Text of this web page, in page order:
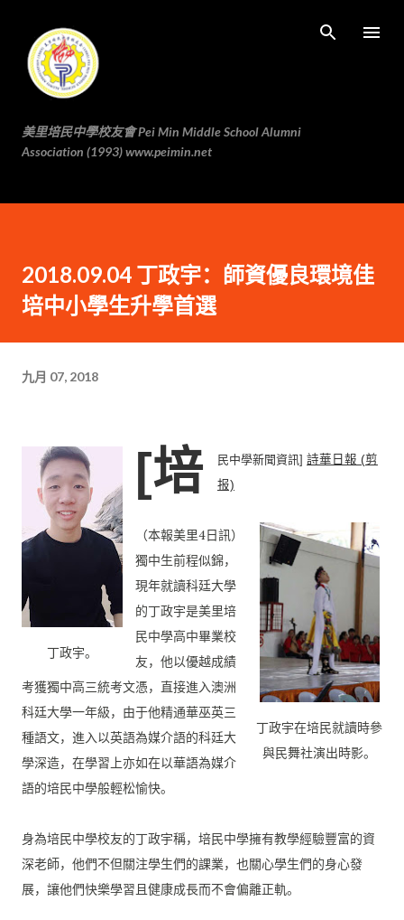
美里培民中學校友會 Pei Min Middle School Alumni
Association (1993) www.peimin.net
2018.09.04 丁政宇：師資優良環境佳
培中小學生升學首選
九月 07, 2018
丁政宇。
[培 民中學新聞資訊] 詩華日報 (剪
报)
丁政宇在培民就讀時參
與民舞社演出時影。
（本報美里4日訊）
獨中生前程似錦，
現年就讀科廷大學
的丁政宇是美里培
民中學高中畢業校
友， 他以優越成績
考獲獨中高三統考文憑， 直接進入澳洲
科廷大學一年級，由于他精通華巫英三
種語文， 進入以英語為媒介語的科廷大
學深造， 在學習上亦如在以華語為媒介
語的培民中學般輕松愉快。
身為培民中學校友的丁政宇稱， 培民中學擁有教學經驗豐富的資
深老師， 他們不但關注學生們的課業，也關心學生們的身心發
展， 讓他們快樂學習且健康成長而不會偏離正軌。